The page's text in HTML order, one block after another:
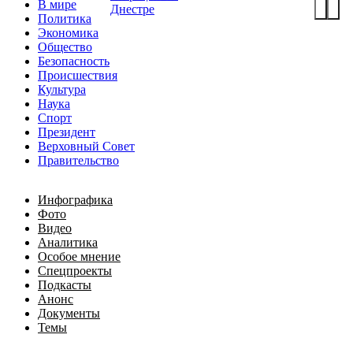
В мире
Политика
Экономика
Общество
Безопасность
Происшествия
Культура
Наука
Спорт
Президент
Верховный Совет
Правительство
Инфографика
Фото
Видео
Аналитика
Особое мнение
Спецпроекты
Подкасты
Анонс
Документы
Темы
Днестре